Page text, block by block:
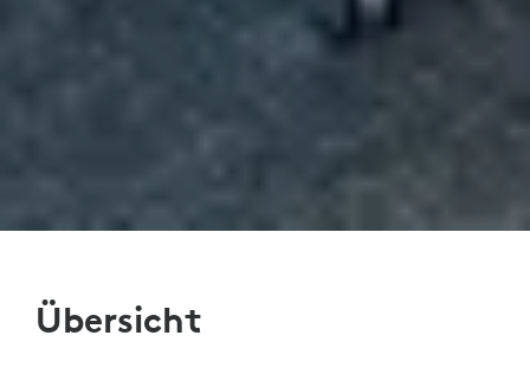
Übersicht